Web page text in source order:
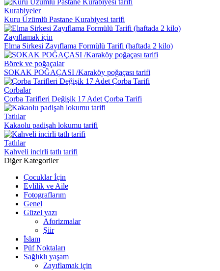
Kurabiyeler
Kuru Üzümlü Pastane Kurabiyesi tarifi
Zayıflamak için
Elma Sirkesi Zayıflama Formülü Tarifi (haftada 2 kilo)
Börek ve poğaçalar
SOKAK POĞAÇASI /Karaköy poğaçası tarifi
Çorbalar
Çorba Tarifleri Değişik 17 Adet Çorba Tarifi
Tatlılar
Kakaolu padişah lokumu tarifi
Tatlılar
Kahveli incirli tatlı tarifi
Diğer Kategoriler
Çocuklar İçin
Evlilik ve Aile
Fotograflarım
Genel
Güzel yazı
Aforizmalar
Şiir
İslam
Püf Noktaları
Sağlıklı yaşam
Zayıflamak için